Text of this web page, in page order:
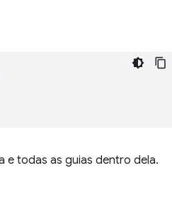
e todas as guias dentro dela.